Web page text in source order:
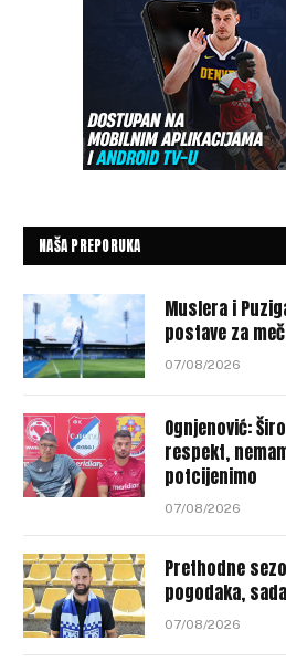
NAŠA PREPORUKA
Muslera i
postave za
07/08/2026
Ognjenović:
respekt,
potcijenimo
07/08/2026
Prethodne
pogodaka,
07/08/2026